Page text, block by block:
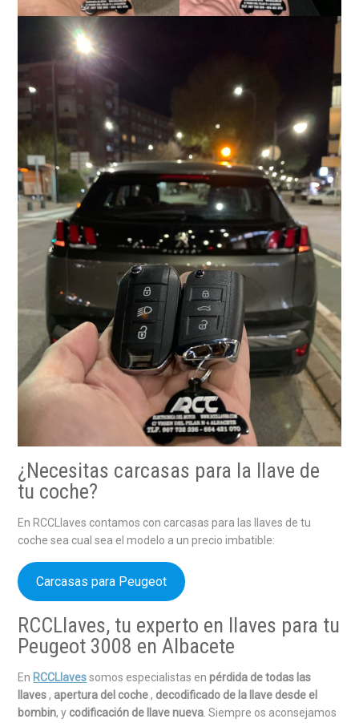
¿Necesitas carcasas para la llave de
tu coche?
En RCCLlaves contamos con carcasas para las llaves de tu
coche sea cual sea el modelo a un precio imbatible:
Carcasas para Peugeot
RCCLlaves, tu experto en llaves para tu
Peugeot 3008 en Albacete
En RCCLlavessomos especialistas enpérdida de todas las
llaves, apertura del coche, decodificado de la llave desde el
bombin, y codificación de llave nueva. Siempre os aconsejamos